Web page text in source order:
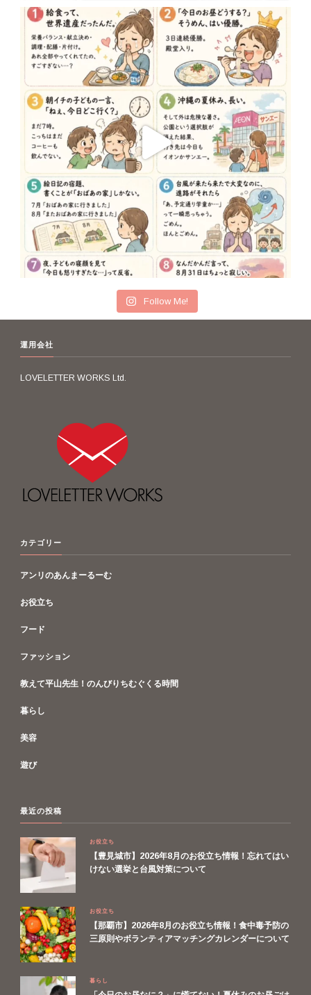
Follow Me!
運用会社
LOVELETTER WORKS Ltd.
カテゴリー
アンリのあんまーるーむ
お役立ち
フード
ファッション
教えて平山先生！のんびりちむぐくる時間
暮らし
美容
遊び
最近の投稿
お役立ち
【豊見城市】2026年8月のお役立ち情報！忘れてはい
けない選挙と台風対策について
お役立ち
【那覇市】2026年8月のお役立ち情報！食中毒予防の
三原則やボランティアマッチングカレンダーについて
暮らし